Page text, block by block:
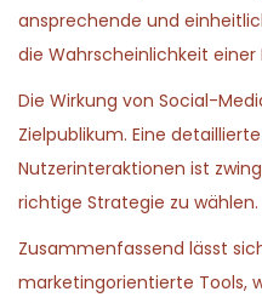
ansprechende und
die Wahrscheinlichkeit
Die Wirkung von Social-
Zielpublikum. Eine
Nutzerinteraktionen ist
richtige Strategie zu wählen.
Zusammenfassend lässt
marketingorientierte Tools,